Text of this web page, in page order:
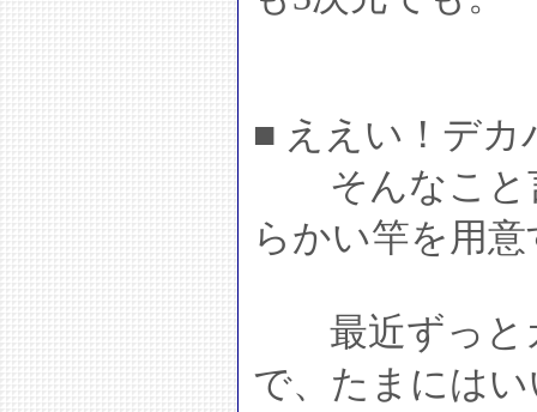
■ ええい！デカ
そんなこと
らかい竿を用
最近ずっと
で、たまには